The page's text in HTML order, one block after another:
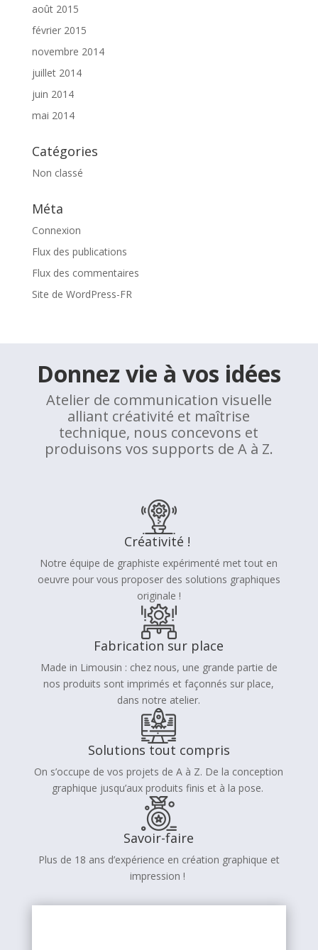
août 2015
février 2015
novembre 2014
juillet 2014
juin 2014
mai 2014
Catégories
Non classé
Méta
Connexion
Flux des publications
Flux des commentaires
Site de WordPress-FR
Donnez vie à vos idées
Atelier de communication visuelle
alliant créativité et maîtrise
technique, nous concevons et
produisons vos supports de A à Z.
Créativité !
Notre équipe de graphiste expérimenté met tout en
oeuvre pour vous proposer des solutions graphiques
originale !
Fabrication sur place
Made in Limousin : chez nous, une grande partie de
nos produits sont imprimés et façonnés sur place,
dans notre atelier.
Solutions tout compris
On s’occupe de vos projets de A à Z. De la conception
graphique jusqu’aux produits finis et à la pose.
Savoir-faire
Plus de 18 ans d’expérience en création graphique et
impression !